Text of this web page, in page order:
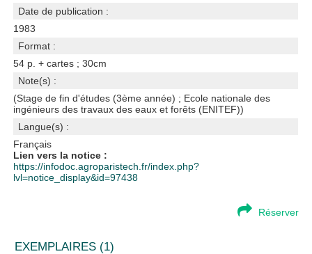
Date de publication :
1983
Format :
54 p. + cartes ; 30cm
Note(s) :
(Stage de fin d'études (3ème année) ; Ecole nationale des
ingénieurs des travaux des eaux et forêts (ENITEF))
Langue(s) :
Français
Lien vers la notice :
https://infodoc.agroparistech.fr/index.php?
lvl=notice_display&id=97438
Réserver
EXEMPLAIRES (1)